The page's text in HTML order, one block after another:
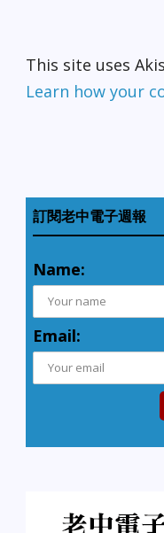
This site uses
Learn how your
訂閱老中電子週報
Name:
Email: